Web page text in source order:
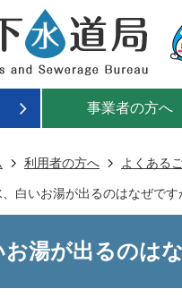
事業者の方へ
利用者の方へ よくある
、白いお湯が出るのはなぜです
湯が出るのは